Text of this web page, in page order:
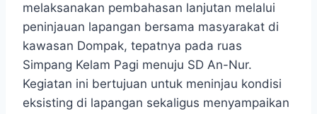
melaksanakan pembahasan lanjutan melalui
peninjauan lapangan bersama masyarakat di
kawasan Dompak, tepatnya pada ruas
Simpang Kelam Pagi menuju SD An-Nur.
Kegiatan ini bertujuan untuk meninjau kondisi
eksisting di lapangan sekaligus menyampaikan